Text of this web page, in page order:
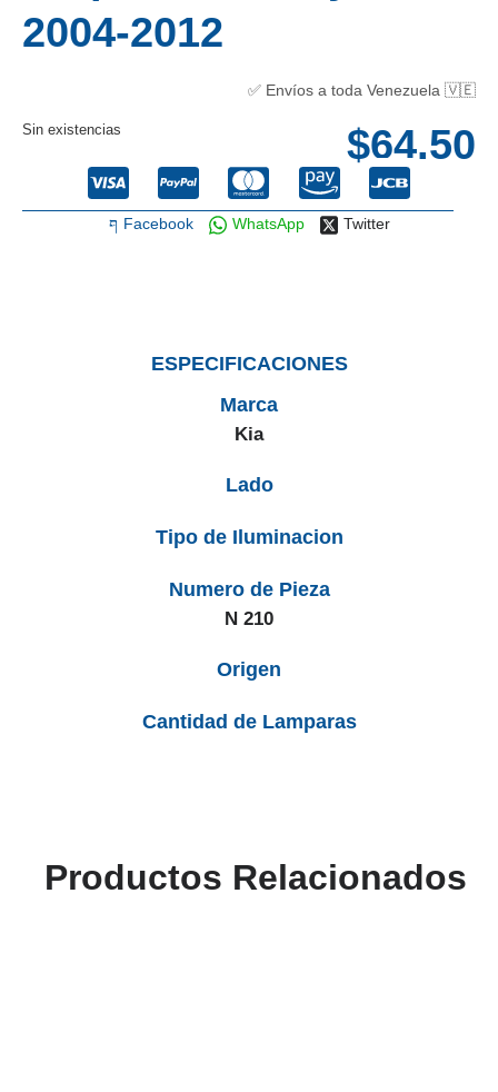
2004-2012
✅ Envíos a toda Venezuela 🇻🇪
$64.50
Sin existencias
Facebook WhatsApp Twitter
ESPECIFICACIONES
Marca
Kia
Lado
Tipo de Iluminacion
Numero de Pieza
N 210
Origen
Cantidad de Lamparas
Productos Relacionados